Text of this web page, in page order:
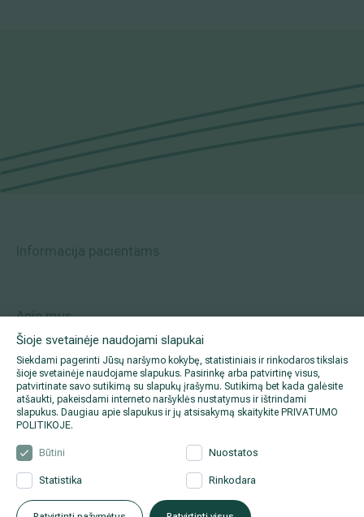
Šioje svetainėje naudojami slapukai
Siekdami pagerinti Jūsų naršymo kokybę, statistiniais ir rinkodaros tikslais
šioje svetainėje naudojame slapukus. Pasirinkę arba patvirtinę visus,
patvirtinate savo sutikimą su slapukų įrašymu. Sutikimą bet kada galėsite
atšaukti, pakeisdami interneto naršyklės nustatymus ir ištrindami
slapukus. Daugiau apie slapukus ir jų atsisakymą skaitykite PRIVATUMO
POLITIKOJE.
Būtini Nuostatos
Statistika Rinkodara
Informacija pacientams
Apie mus
Facebook
Instagram
Youtube